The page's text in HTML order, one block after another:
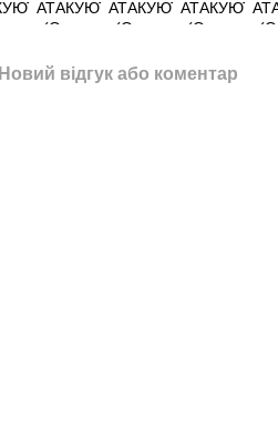
Новий відгук або коментар